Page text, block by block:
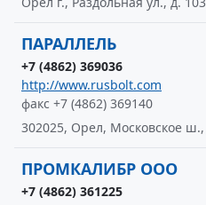
ПАРАЛЛЕЛЬ
+7 (4862) 369036
http://www.rusbolt.com
факс +7 (4862) 369140
302025, Орел, Московское
ПРОМКАЛИБР ООО
+7 (4862) 361225